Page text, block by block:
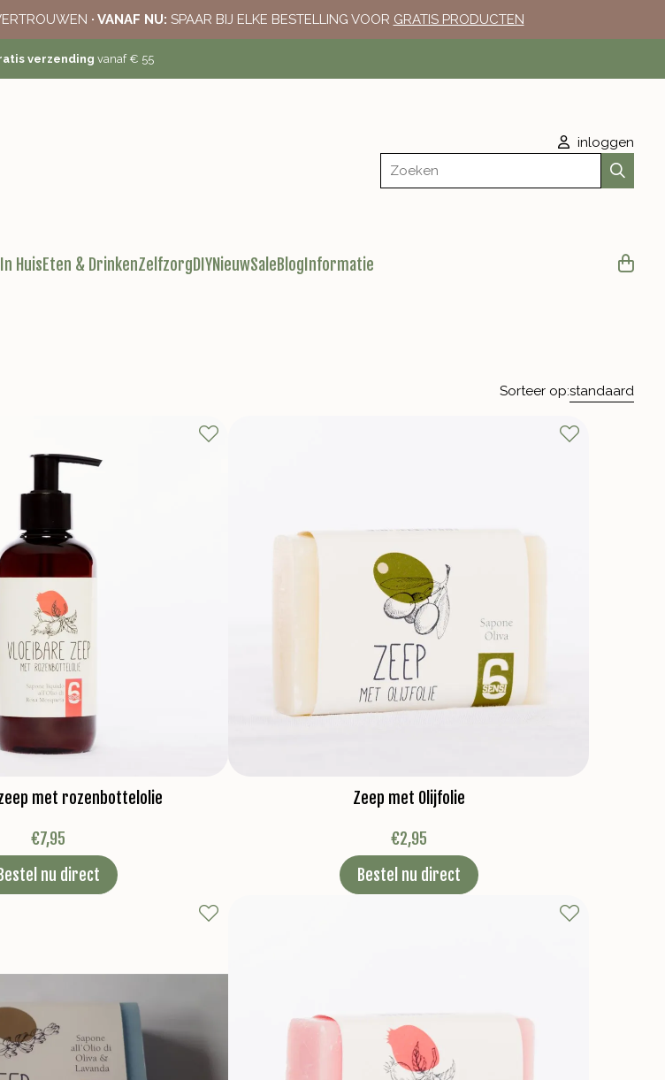
· VANAF NU: SPAAR BIJ ELKE BESTELLING VOOR GRATIS PRODUCTEN
verzending vanaf € 55
inloggen
Zoeken
In HuisEten & DrinkenZelfzorgDIYNieuwSaleBlog Informatie
Sorteer op:standaard
met rozenbottelolie
€7,95
Bestel nu direct
Zeep met Olijfolie
€2,95
Bestel nu direct